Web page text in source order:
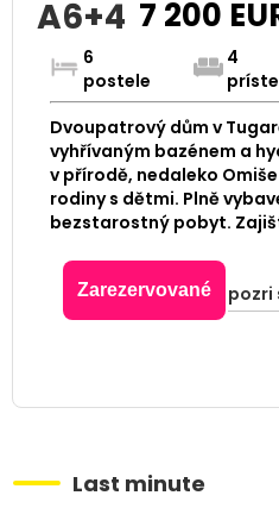
A6+4 7 200
6
postele
4
Dvoupatrový dům v
vyhřívaným bazénem a
v přírodě, nedaleko
rodiny s dětmi. Plně
bezstarostný pobyt.
Zarezervované pozri
Last minute